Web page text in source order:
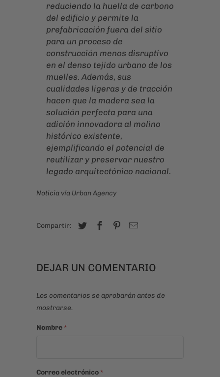
reduciendo la huella de carbono
del edificio y permite la
prefabricación fuera del sitio
para un proceso de
construcción menos disruptivo
en el denso tejido urbano de los
muelles. Además, sus
cualidades ligeras y de tracción
hacen que la madera sea la
solución perfecta para una
adición innovadora al molino
histórico existente,
ejemplificando el potencial de
reutilizar y preservar nuestro
legado arquitectónico nacional.
Noticia vía Urban Agency
Compartir:
DEJAR UN COMENTARIO
Los comentarios se aprobarán antes de
mostrarse.
Nombre *
Correo electrónico *